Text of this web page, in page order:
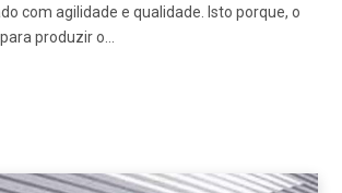
com agilidade e qualidade. Isto porque, o
produzir o…